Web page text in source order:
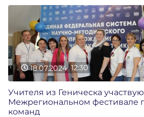
18.07.2024 12:30
Учителя из Геническа
Межрегиональном фестивале
команд